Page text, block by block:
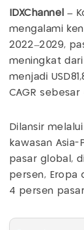
IDXChannel –
mengalami
2022–2029,
meningkat
menjadi
CAGR sebesar
Dilansir
kawasan
pasar global,
persen, Eropa
4 persen